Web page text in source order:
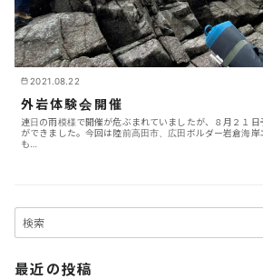
2021.08.22
外岩体験会開催
連日の雨模様で開催が危ぶまれていましたが、８月２１日
ができました。今回は陸前高田市、広田ボルダー岩倉海
も…
最近の投稿